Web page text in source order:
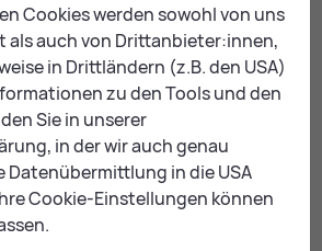
Un­ter­la­gen
ersten Überblick – je nach Art
zusätzliche Unterlagen
erhalten Sie in derStadt­bau­di­
Cookies werden sowohl von uns
als auch von Drittanbieter:innen,
in Drittländern (z.B. den USA)
zu den Tools und den
Sie in unserer
in der wir auch genau
Datenübermittlung in die USA
Cookie-Einstellungen können